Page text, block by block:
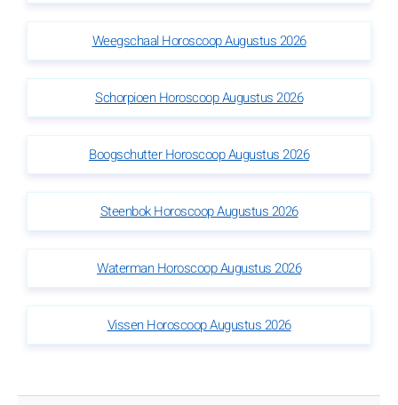
Weegschaal Horoscoop Augustus 2026
Schorpioen Horoscoop Augustus 2026
Boogschutter Horoscoop Augustus 2026
Steenbok Horoscoop Augustus 2026
Waterman Horoscoop Augustus 2026
Vissen Horoscoop Augustus 2026